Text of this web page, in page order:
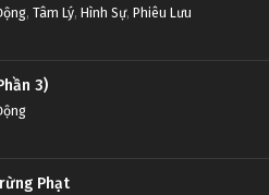
, Tâm Lý, Hình Sự, Phiêu Lưu
3)
Phạt